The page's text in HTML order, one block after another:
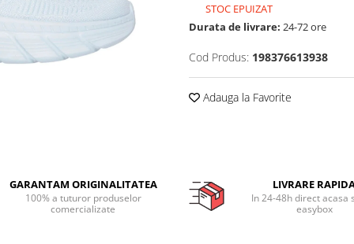
STOC EPUIZAT
Durata de livrare: 24-72 ore
Cod Produs: 198376613938
Adauga la Favorite
GARANTAM ORIGINALITATEA
100% a tuturor produselor
comercializate
LIVRARE
In 24-48h direct acasa
easybox